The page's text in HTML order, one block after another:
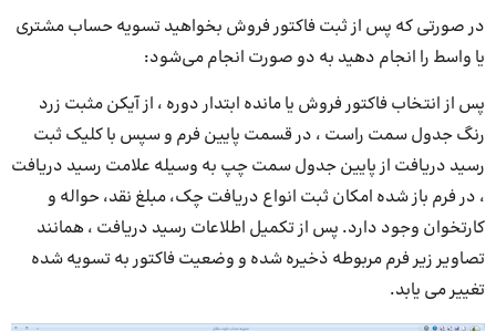
در صورتی که پس از ثبت فاکتور فروش بخواهید تسویه حساب مشتری
یا واسط را انجام دهید به دو صورت انجام می‌شود:
پس از انتخاب فاکتور فروش یا مانده ابتدار دوره ، از آیکن مثبت زرد
رنگ جدول سمت راست ، در قسمت پایین فرم و سپس با کلیک ثبت
رسید دریافت از پایین جدول سمت چپ به وسیله علامت رسید دریافت
، در فرم باز شده امکان ثبت انواع دریافت چک، مبلغ نقد، حواله و
کارتخوان وجود دارد. پس از تکمیل اطلاعات رسید دریافت ، همانند
تصاویر زیر فرم مربوطه ذخیره شده و وضعیت فاکتور به تسویه شده
تغییر می یابد.